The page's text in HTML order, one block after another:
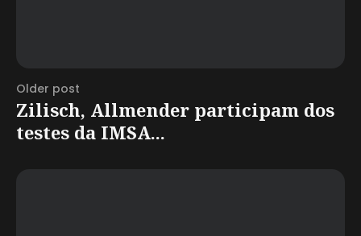
Older post
Zilisch, Allmender participam dos
testes da IMSA...